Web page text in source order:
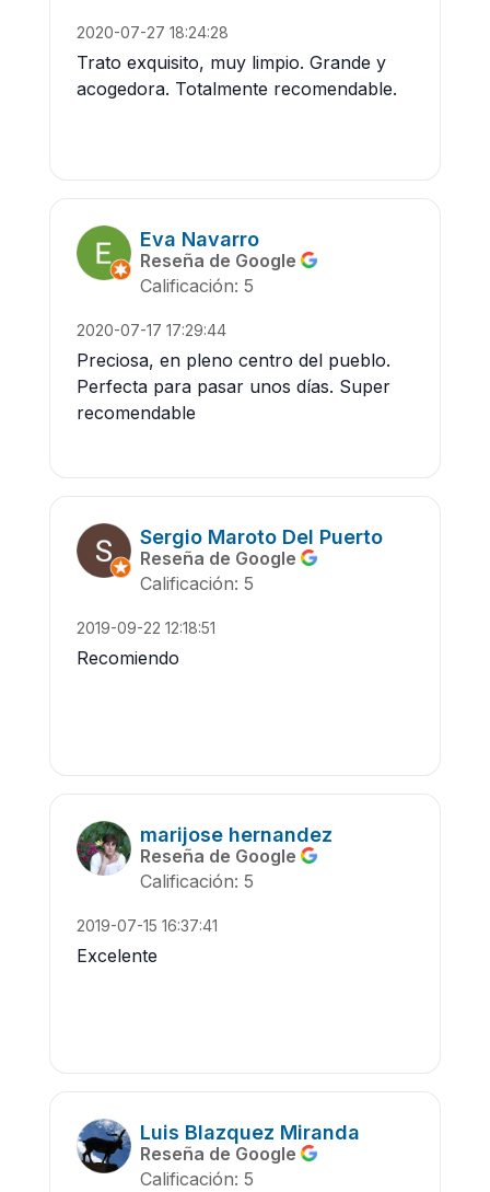
2020-07-27 18:24:28
Trato exquisito, muy limpio. Grande y
acogedora. Totalmente recomendable.
Eva Navarro
Reseña de Google
Calificación: 5
2020-07-17 17:29:44
Preciosa, en pleno centro del pueblo.
Perfecta para pasar unos días. Super
recomendable
Sergio Maroto Del Puerto
Reseña de Google
Calificación: 5
2019-09-22 12:18:51
Recomiendo
marijose hernandez
Reseña de Google
Calificación: 5
2019-07-15 16:37:41
Excelente
Luis Blazquez Miranda
Reseña de Google
Calificación: 5